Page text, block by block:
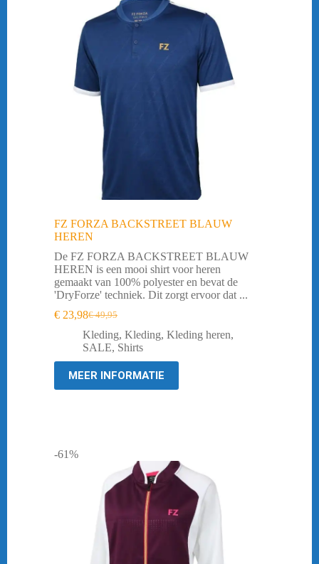
FZ FORZA BACKSTREET BLAUW
HEREN
De FZ FORZA BACKSTREET BLAUW
HEREN is een mooi shirt voor heren
gemaakt van 100% polyester en bevat de
'DryForze' techniek. Dit zorgt ervoor dat ...
€49,95
Oorspronkelijke
prijs
was:
€ 49,95.
€ 23,98Huidige
prijs
is:
€ 23,98.
Kleding, Kleding, Kleding heren,
SALE, Shirts
MEER INFORMATIE
-61%